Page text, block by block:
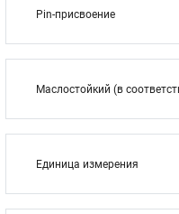
Pin-присвоение
Маслостойкий (в
Единица измерения